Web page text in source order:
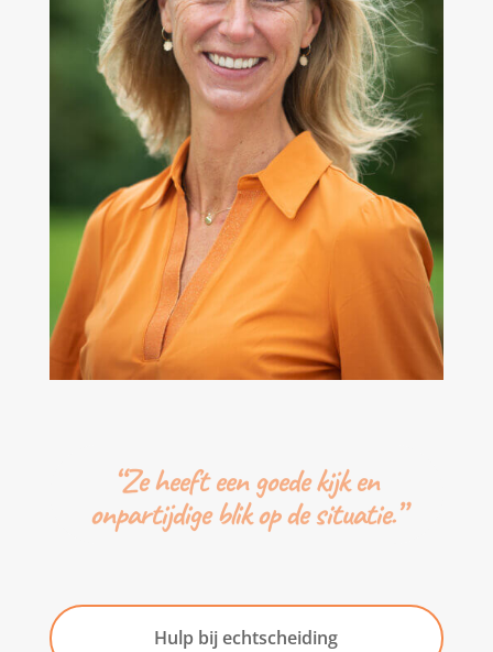
“Ze heeft een goede kijk en
onpartijdige blik op de situatie.”
Hulp bij echtscheiding